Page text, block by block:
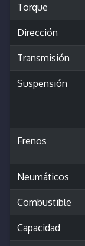
Torque
Dirección
Transmisión
Suspensión
Frenos
Neumáticos
Combustible
Capacidad